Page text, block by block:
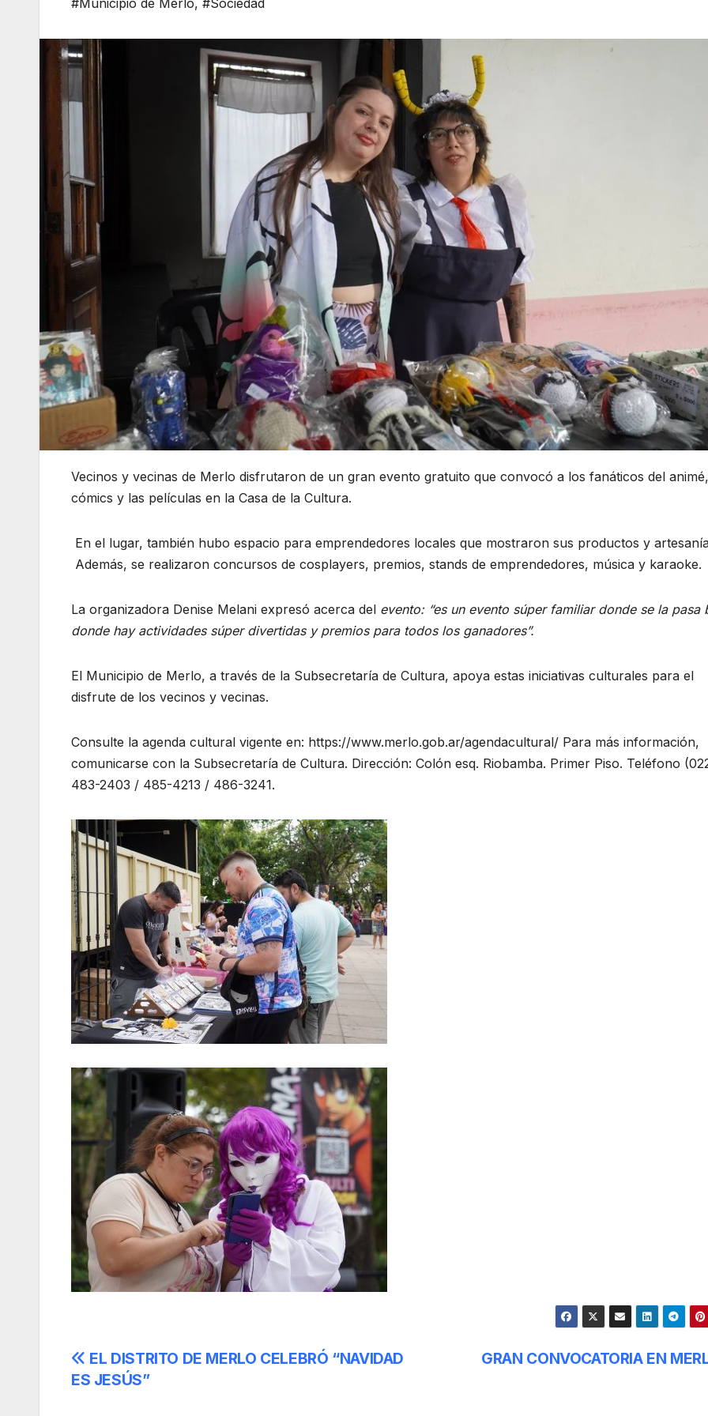
Vecinos y vecinas de Merlo disfrutaron de un gran evento gratuito que convocó a los fanáticos del
cómics y las películas en la Casa de la Cultura.
En el lugar, también hubo espacio para emprendedores locales que mostraron sus productos y
Además, se realizaron concursos de cosplayers, premios, stands de emprendedores, música y karaoke.
La organizadora Denise Melani expresó acerca del evento: “es un evento súper familiar donde se la pasa
donde hay actividades súper divertidas y premios para todos los ganadores”.
El Municipio de Merlo, a través de la Subsecretaría de Cultura, apoya estas iniciativas culturales para el
disfrute de los vecinos y vecinas.
Consulte la agenda cultural vigente en: https://www.merlo.gob.ar/agendacultural/ Para más información,
comunicarse con la Subsecretaría de Cultura. Dirección: Colón esq. Riobamba. Primer Piso. Teléfono
483-2403 / 485-4213 / 486-3241.
Navegación
GRAN CONVOCATORIA EN
EL DISTRITO DE MERLO CELEBRÓ “NAVIDAD
ES JESÚS”